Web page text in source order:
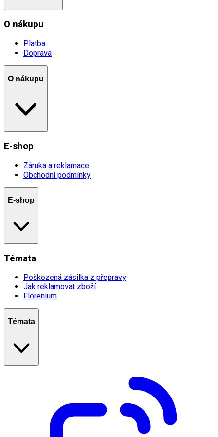
O nákupu
Platba
Doprava
O nákupu
E-shop
Záruka a reklamace
Obchodní podmínky
E-shop
Témata
Poškozená zásilka z přepravy
Jak reklamovat zboží
Florenium
Témata